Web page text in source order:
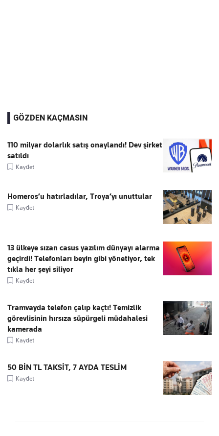
GÖZDEN KAÇMASIN
110 milyar dolarlık satış onaylandı! Dev şirket
satıldı
Kaydet
Homeros’u hatırladılar, Troya’yı unuttular
Kaydet
13 ülkeye sızan casus yazılım dünyayı alarma
geçirdi! Telefonları beyin gibi yönetiyor, tek
tıkla her şeyi siliyor
Kaydet
Tramvayda telefon çalıp kaçtı! Temizlik
görevlisinin hırsıza süpürgeli müdahalesi
kamerada
Kaydet
50 BİN TL TAKSİT, 7 AYDA TESLİM
Kaydet